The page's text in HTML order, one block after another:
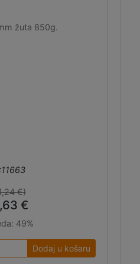
žuta 850g.
€)
€
49%
Dodaj u košaru